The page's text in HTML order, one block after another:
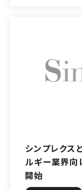
シンプレク
ルギー業界向
開始